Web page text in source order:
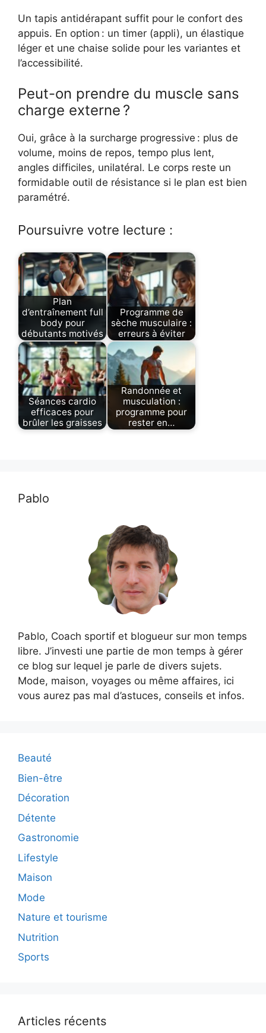
Un tapis antidérapant suffit pour le confort des
appuis. En option : un timer (appli), un élastique
léger et une chaise solide pour les variantes et
l’accessibilité.
Peut-on prendre du muscle sans
charge externe ?
Oui, grâce à la surcharge progressive : plus de
volume, moins de repos, tempo plus lent,
angles difficiles, unilatéral. Le corps reste un
formidable outil de résistance si le plan est bien
paramétré.
Poursuivre votre lecture :
Plan
d’entraînement full
body pour
débutants motivés
Programme de
sèche musculaire :
erreurs à éviter
Séances cardio
efficaces pour
brûler les graisses
Randonnée et
musculation :
programme pour
rester en…
Pablo
Pablo, Coach sportif et blogueur sur mon temps
libre. J’investi une partie de mon temps à gérer
ce blog sur lequel je parle de divers sujets.
Mode, maison, voyages ou même affaires, ici
vous aurez pas mal d’astuces, conseils et infos.
Beauté
Bien-être
Décoration
Détente
Gastronomie
Lifestyle
Maison
Mode
Nature et tourisme
Nutrition
Sports
Articles récents